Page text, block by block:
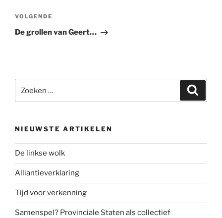
Volgend
bericht
VOLGENDE
De grollen van Geert…
naar:
NIEUWSTE ARTIKELEN
De linkse wolk
Alliantieverklaring
Tijd voor verkenning
Samenspel? Provinciale Staten als collectief